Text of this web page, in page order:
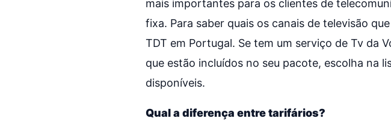
mais importantes para os clientes de
fixa. Para saber quais os canais de televisão
TDT em Portugal. Se tem um serviço de Tv da
que estão incluídos no seu pacote, escolha na
disponíveis.
Qual a diferença entre tarifários?